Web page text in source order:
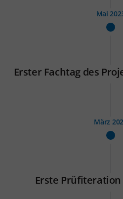
Mai
Erster Fachtag des
März
Erste